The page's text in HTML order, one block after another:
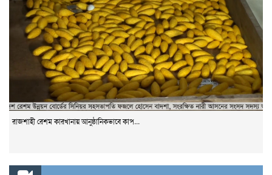
রাজশাহী রেশম কারখানায় আনুষ্ঠানিকভাবে কাপ...